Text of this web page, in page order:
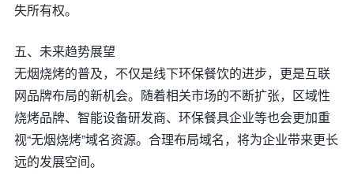
失所有权。
五、未来趋势展望
无烟烧烤的普及，不仅是线下环保餐饮的进步，更是互联
网品牌布局的新机会。随着相关市场的不断扩张，区域性
烧烤品牌、智能设备研发商、环保餐具企业等也会更加重
视“无烟烧烤”域名资源。合理布局域名，将为企业带来更长
远的发展空间。